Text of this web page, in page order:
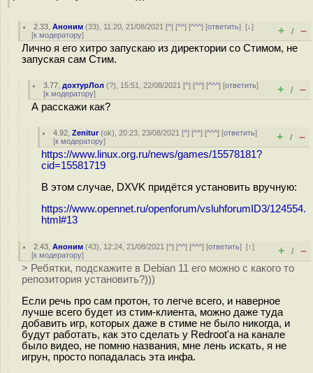
2.33 ,Аноним (33), 11:20, 21/08/2021 [^] [^^] [^^^] [ответить][↓]
[к модератору] + / –
Лично я его хитро запускаю из директории со Стимом, не
запуская сам Стим.
3.77 дохтурЛол (?), 15:51, 22/08/2021 [^] [^^] [^^^] [ответить]
[к модератору] + / –
А расскажи как?
4.92 ,Zenitur(ok), 20:23, 23/08/2021 [^] [^^] [^^^] [ответить]
[к модератору] + / –
https://www.linux.org.ru/news/games/15578181?
cid=15581719
В этом случае, DXVK придётся установить вручную:
https://www.opennet.ru/openforum/vsluhforumID3/124554.
html#13
2.43 ,Аноним (43), 12:24, 21/08/2021 [^] [^^] [^^^] [ответить][↑]
[к модератору] + / –
> Ребятки, подскажите в Debian 11 его можно с какого то
репозитория установить?)))
Если речь про сам протон, то легче всего, и наверное
лучше всего будет из стим-клиента, можно даже туда
добавить игр, которых даже в стиме не было никогда, и
будут работать, как это сделать у Redroot'а на канале
было видео, не помню названия, мне лень искать, я не
игрун, просто попадалась эта инфа.